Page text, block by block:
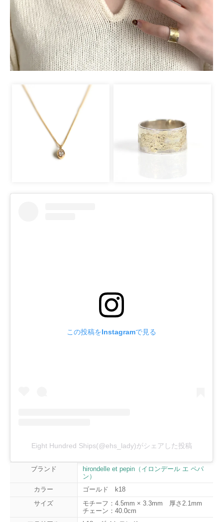
この投稿をInstagramで見る
Eight Hundred Ships(@ehs_lady)がシェアした投稿
ブランド
hirondelle et pepin（イロンデール エ ペパ
ン）
カラー
ゴールド k18
サイズ
モチーフ：4.5mm × 3.3mm 厚さ2.1mm
チェーン：40.0cm